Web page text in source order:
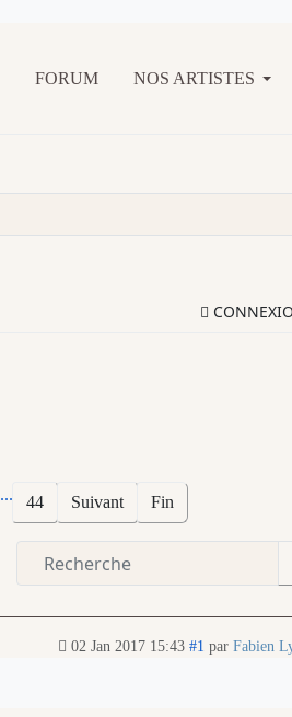
FORUM NOS ARTISTES
... 44 Suivant Fin
02 Jan 2017 15:43 #1 par Fabien